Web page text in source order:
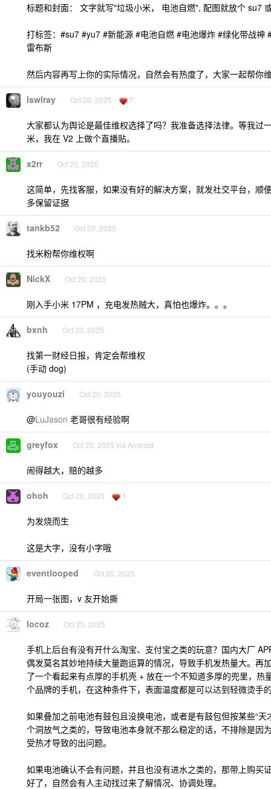
标题和封面： 文字就写"垃圾小米， 电池自燃", 配图就放个 su7
打标签：#su7 #yu7 #新能源 #电池自燃 #电池爆炸 #绿化带战神
雷布斯
然后内容再写上你的实际情况，自然会有热度了，大家一起帮你
lswlray Oct 20, 2025 7
大家都认为舆论是最佳维权选择了吗？我准备选择法律。等我过
米，我在 V2 上做个直播贴。
x2rr Oct 20, 2025
这简单，先找客服，如果没有好的解决方案，就发社交平台，顺
多保留证据
tankb52 Oct 20, 2025
找米粉帮你维权啊
NickX Oct 20, 2025
刚入手小米 17PM ，充电发热贼大，真怕也爆炸。。。
bxnh Oct 20, 2025
找第一财经日报，肯定会帮维权
(手动 dog)
youyouzi Oct 20, 2025
@LuJason 老哥很有经验啊
greyfox Oct 20, 2025 via Android
闹得越大，赔的越多
ohoh Oct 20, 2025 1
为发烧而生
这是大字，没有小字哦
eventlooped Oct 20, 2025
开局一张图，v 友开始撕
locoz Oct 20, 2025
手机上后台有没有开什么淘宝、支付宝之类的玩意？国内大厂
偶发莫名其妙地持续大量跑运算的情况，导致手机发热量大。再
了一个看起来有点厚的手机壳 + 放在一个不知道多厚的兜里，热
个品牌的手机，在这种条件下，表面温度都是可以达到轻微烫手
如果叠加之前电池有鼓包且没换电池，或者是有鼓包但按某些“天
个洞放气之类的，导致电池本身就不那么稳定的话，不排除是因
受热才导致的出问题。
如果电池确认不会有问题，并且也没有进水之类的，那带上购买
好了，自然会有人主动找过来了解情况、协调处理。